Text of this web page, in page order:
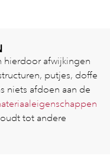
hierdoor afwijkingen
putjes, doffe
niets afdoen aan de
tot andere